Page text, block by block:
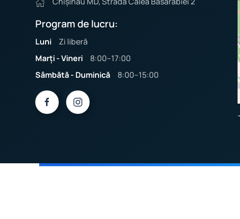
Program de lucru:
Luni
Zi liberă
Marți - Vineri
8:00–17:00
Sâmbătă - Duminică
8:00–15:00